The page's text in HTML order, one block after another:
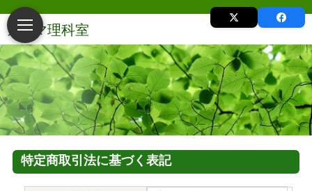
特定商取引法に基づく表記